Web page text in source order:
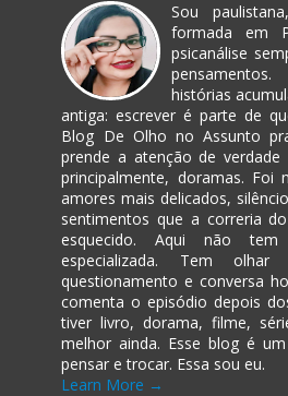
Sou
formada em
psicanálise
histórias
antiga: escrever é parte de
Blog De Olho no Assunto
prende a atenção de
principalmente, doramas. Foi
amores mais delicados,
sentimentos que a correria
esquecido. Aqui não
especializada. Tem olhar
questionamento e conversa
comenta o episódio depois
tiver livro, dorama, filme,
melhor ainda. Esse blog é
pensar e trocar. Essa sou eu.
Learn More →